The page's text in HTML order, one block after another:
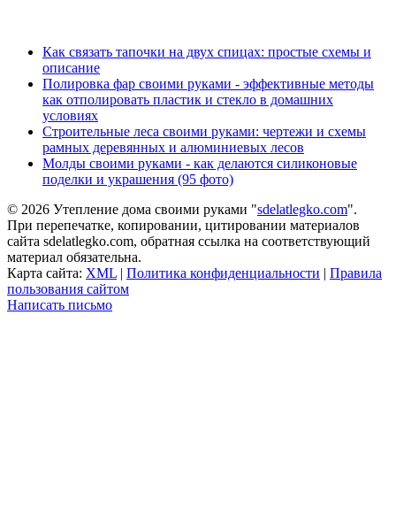
Как связать тапочки на двух спицах: простые схемы и
описание
Полировка фар своими руками - эффективные методы
как отполировать пластик и стекло в домашних
условиях
Строительные леса своими руками: чертежи и схемы
рамных деревянных и алюминиевых лесов
Молды своими руками - как делаются силиконовые
поделки и украшения (95 фото)
© 2026 Утепление дома своими руками "sdelatlegko.com".
При перепечатке, копировании, цитировании материалов
сайта sdelatlegko.com, обратная ссылка на соответствующий
материал обязательна.
Карта сайта: XML | Политика конфиденциальности | Правила
пользования сайтом
Написать письмо